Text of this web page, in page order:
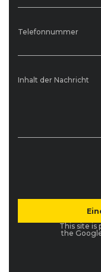
Telefonnummer
Inhalt der Nachricht
This site is
the